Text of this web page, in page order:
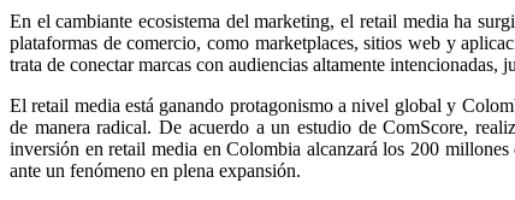
En el cambiante ecosistema del marketing, el retail media ha
plataformas de comercio, como marketplaces, sitios web y
trata de conectar marcas con audiencias altamente
El retail media está ganando protagonismo a nivel global y
de manera radical. De acuerdo a un estudio de ComScore,
inversión en retail media en Colombia alcanzará los 200
ante un fenómeno en plena expansión.